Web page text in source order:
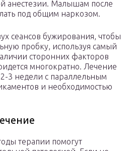
анестезии. Малышам после
под общим наркозом.
сеансов бужирования, чтобы
пробку, используя самый
сторонних факторов
многократно. Лечение
2-3 недели с параллельным
и необходимостью
терапии помогут